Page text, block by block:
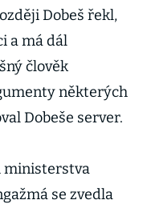
Dobeš řekl,
a má dál
člověk
některých
Dobeše server.
ministerstva
se zvedla